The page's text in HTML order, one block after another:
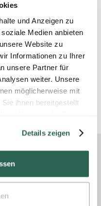
und Anzeigen zu
Medien anbieten
Website zu
Informationen zu Ihrer
unsere Partner für
weiter. Unsere
möglicherweise mit
ihnen bereitgestellt
Details zeigen